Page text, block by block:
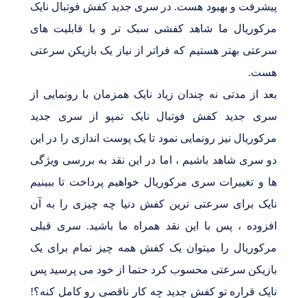
پیشرفت و بهبود هست. در سری جدید کفش فوتبال نایک
مرکوریال ما شاهد کفشی سبک تر و با قابلیت های
سرعتی بهتر هستیم که فراتر از نیاز یک بازیکن سرعتی
هست.
بعد از مدتی نه چندان زیاد نایک همزمان با رونمایی از
سری جدید کفش فوتبال نایک تمپو از سری جدید
مرکوریال نیز رونمایی نمود تا یک پوست اندازی را در این
دو سری شاهد باشیم ، اما در این نقد به بررسی ویژگی
ها و تغییرات سری مرکوریال خواهیم پرداخت تا ببینیم
نایک برای سرعتی ترین کفش دنیا چه چیزی را به آن
افزوده ، پس با این نقد همراه ما باشید. سری قبلی
مرکوریال را میتوان یک کفش همه چیز تمام برای یک
بازیکن سرعتی محسوب کرد حتما از خود می پرسید پس
نایک قراره تو کفش جدید چه کار ناقصی رو کامل کنه؟!